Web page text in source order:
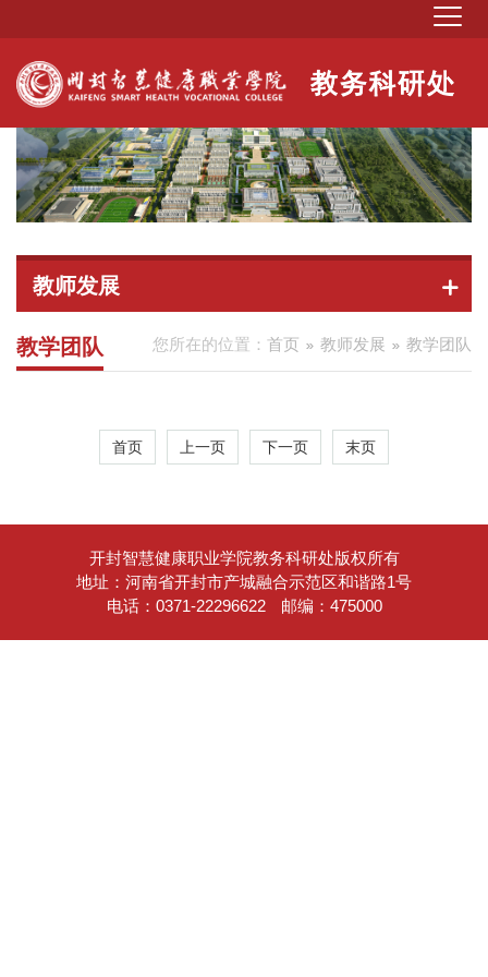
教师发展
您所在的位置： 首页 教师发展 教学团队
教学团队
首页 上一页 下一页 末页
开封智慧健康职业学院教务科研处版权所有
地址：河南省开封市产城融合示范区和谐路1号
电话：0371-22296622
邮编：475000